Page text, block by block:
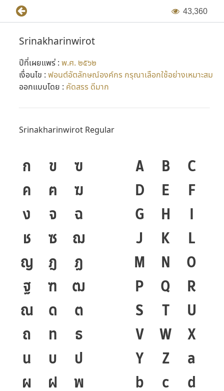
43,360
Srinakharinwirot
ปีที่เผยแพร่ : พ.ศ. ๒๕๖๒
เงื่อนไข : ฟอนต์อัตลักษณ์องค์กร กรุณาเลือกใช้อย่างเหมาะสม
ออกแบบโดย : คัดสรร ดีมาก
Srinakharinwirot Regular
ก ข
ฃ
ค
ฅ
ฆ
ง
จ
ฉ
ช
ซ
ฌ
ญ
ฎ
ฏ
ฐ
ฑ
ฒ
ณ
ด
ต
ถ
ท
ธ
น
บ
ป
ผ
ฝ
พ
A B
C
D
E
F
G
H
J
K
L
M
N
O
P
Q
R
S
T
U
V
W
X
Y
Z
a
b
c
d